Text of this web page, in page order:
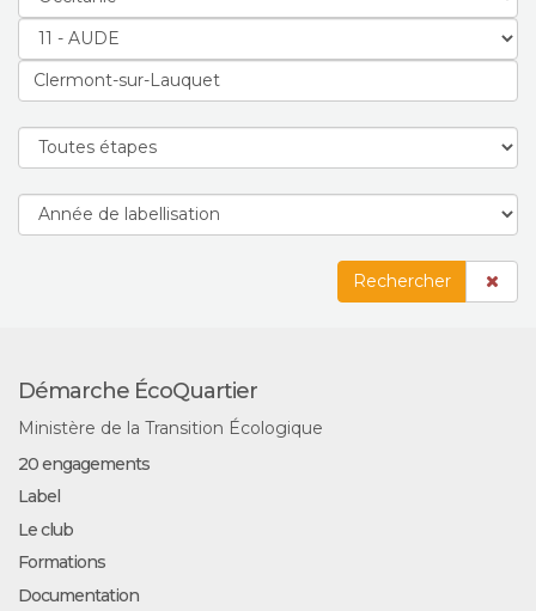
Rechercher
Démarche ÉcoQuartier
Ministère de la Transition Écologique
20 engagements
Label
Le club
Formations
Documentation